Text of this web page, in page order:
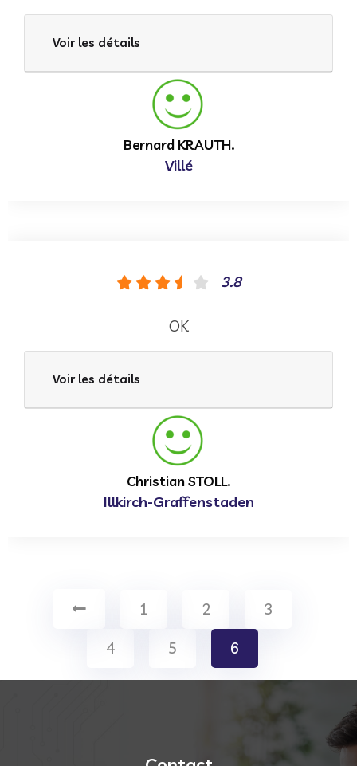
Voir les détails
Bernard KRAUTH.
Villé
3.8
OK
Voir les détails
Christian STOLL.
Illkirch-Graffenstaden
1 2 3
4 5 6